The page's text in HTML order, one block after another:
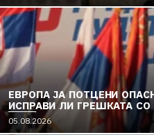
ЕВРОПА ЈА ПОТЦЕНИ
ИСПРАВИ ЛИ ГРЕШКАТА СО
05.08.2026